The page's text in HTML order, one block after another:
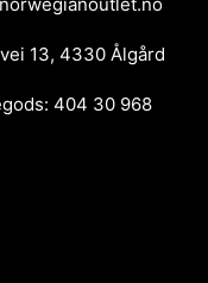
13, 4330 Ålgård
404 30 968